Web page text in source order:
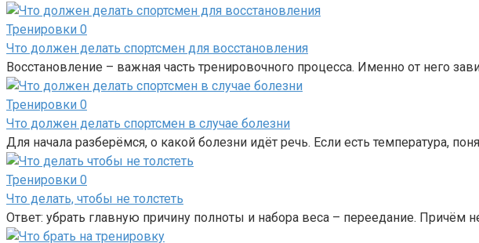
Тренировки 0
Что должен делать спортсмен для восстановления
Восстановление – важная часть тренировочного процесса. Именно от него
Тренировки 0
Что должен делать спортсмен в случае болезни
Для начала разберёмся, о какой болезни идёт речь. Если есть температура,
Тренировки 0
Что делать, чтобы не толстеть
Ответ: убрать главную причину полноты и набора веса – переедание. Причём